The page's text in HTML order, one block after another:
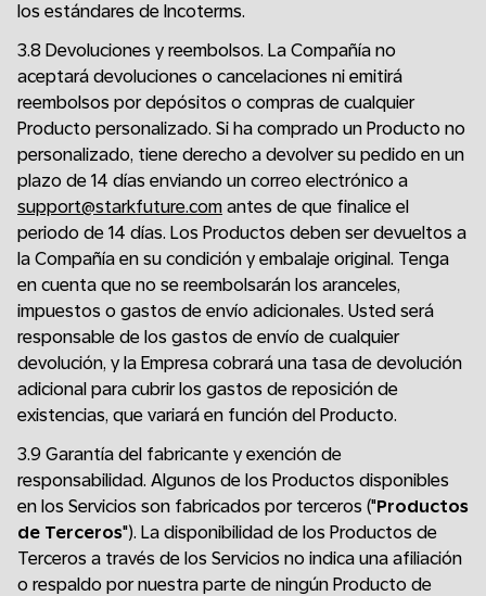
los estándares de Incoterms.
3.8 Devoluciones y reembolsos. La Compañía no
aceptará devoluciones o cancelaciones ni emitirá
reembolsos por depósitos o compras de cualquier
Producto personalizado. Si ha comprado un Producto no
personalizado, tiene derecho a devolver su pedido en un
plazo de 14 días enviando un correo electrónico a
support@starkfuture.com antes de que finalice el
periodo de 14 días. Los Productos deben ser devueltos a
la Compañía en su condición y embalaje original. Tenga
en cuenta que no se reembolsarán los aranceles,
impuestos o gastos de envío adicionales. Usted será
responsable de los gastos de envío de cualquier
devolución, y la Empresa cobrará una tasa de devolución
adicional para cubrir los gastos de reposición de
existencias, que variará en función del Producto.
3.9 Garantía del fabricante y exención de
responsabilidad. Algunos de los Productos disponibles
en los Servicios son fabricados por terceros ("Productos
de Terceros"). La disponibilidad de los Productos de
Terceros a través de los Servicios no indica una afiliación
o respaldo por nuestra parte de ningún Producto de